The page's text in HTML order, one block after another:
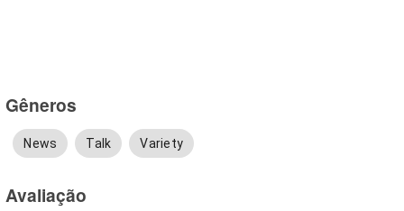
Gêneros
News Talk Variety
Avaliação